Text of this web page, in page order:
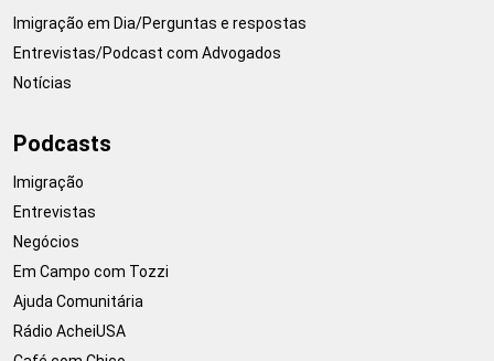
Imigração em Dia/Perguntas e respostas
Entrevistas/Podcast com Advogados
Notícias
Podcasts
Imigração
Entrevistas
Negócios
Em Campo com Tozzi
Ajuda Comunitária
Rádio AcheiUSA